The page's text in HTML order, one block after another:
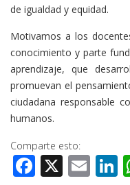
de igualdad y equidad.
Motivamos a los
conocimiento y parte
aprendizaje, que
promuevan el
ciudadana responsable
humanos.
Comparte esto:
Facebook
X